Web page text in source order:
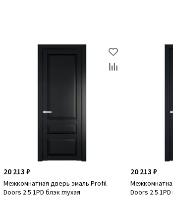
20 213 ₽
Межкомнатная дверь эмаль Profil
Doors 2.5.1PD блэк глухая
20 213 ₽
Doors 2.5.1PD